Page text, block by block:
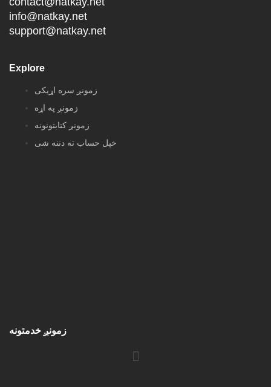
info@natkay.net
support@natkay.net
Explore
زمونږ سره اړیکی
زمونږ په اړه
زمونږ کتابتونونه
خپل حساب ته دننه شی
زمونږ خدمتونه